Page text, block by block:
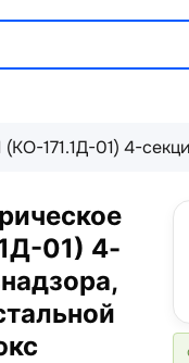
171.1Д-01) 4-
01) 4-